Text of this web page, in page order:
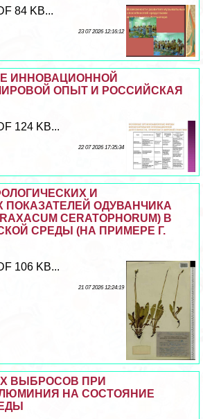
84 KB...
23 07 2026 12:16:12
ИННОВАЦИОННОЙ
ОПЫТ И РОССИЙСКАЯ
124 KB...
22 07 2026 17:35:34
И
ОДУВАНЧИКА
CERATOPHORUM) В
СРЕДЫ (НА ПРИМЕРЕ Г.
106 KB...
21 07 2026 12:24:19
ВЫБРОСОВ ПРИ
НА СОСТОЯНИЕ